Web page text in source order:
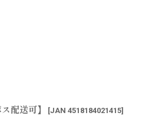
配送可】 [JAN 4518184021415]